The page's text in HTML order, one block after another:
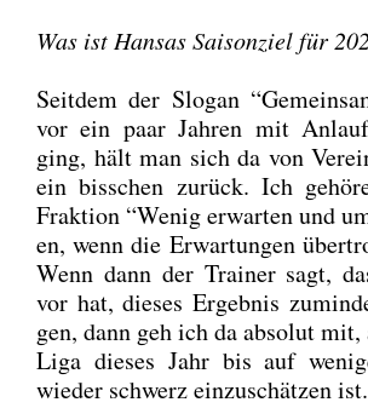
Was ist Han­sas Sai­son­ziel für
Seit­dem der Slo­gan
vor ein paar Jah­ren mit
ging, hält man sich da von
ein biss­chen zurück. Ich
Frak­ti­on “Wenig erwar­ten und
en, wenn die Erwar­tun­gen
Wenn dann der Trai­ner sagt,
vor hat, die­ses Ergeb­nis
gen, dann geh ich da abso­lut
Liga die­ses Jahr bis auf
wie­der schwerz ein­zu­schät­zen ist.